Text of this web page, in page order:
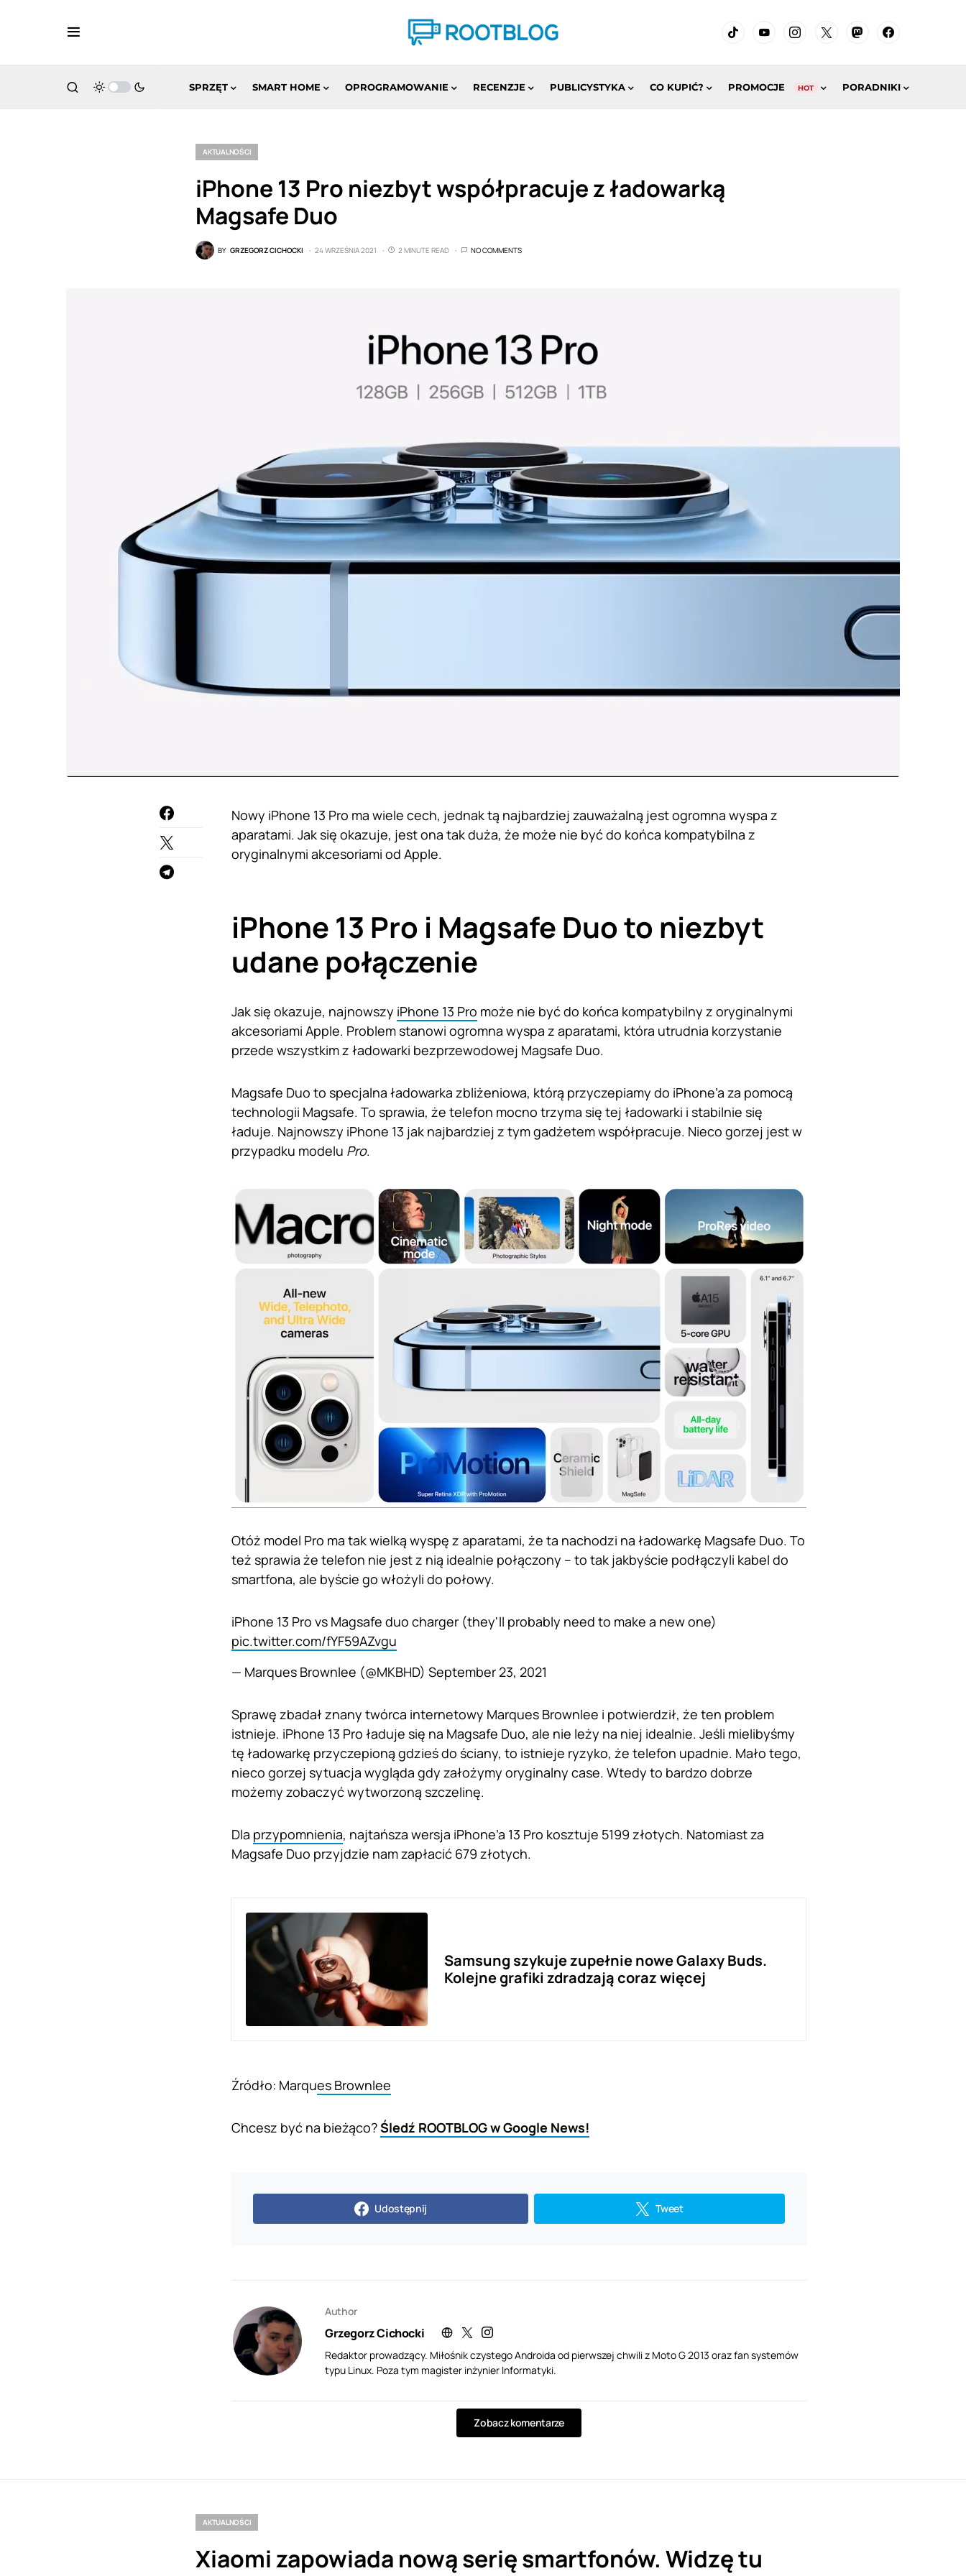
SPRZĘT SMART HOME OPROGRAMOWANIE RECENZJE PUBLICYSTYKA CO KUPIĆ? PROMOCJE HOT PORADNIKI
AKTUALNOŚCI
iPhone 13 Pro niezbyt współpracuje z ładowarką
Magsafe Duo
BY GRZEGORZ CICHOCKI 24 WRZEŚNIA 2021 2 MINUTE READ NO COMMENTS
Nowy iPhone 13 Pro ma wiele cech, jednak tą najbardziej zauważalną jest ogromna wyspa z
aparatami. Jak się okazuje, jest ona tak duża, że może nie być do końca kompatybilna z
oryginalnymi akcesoriami od Apple.
iPhone 13 Pro i Magsafe Duo to niezbyt
udane połączenie
Jak się okazuje, najnowszy iPhone 13 Pro może nie być do końca kompatybilny z oryginalnymi
akcesoriami Apple. Problem stanowi ogromna wyspa z aparatami, która utrudnia korzystanie
przede wszystkim z ładowarki bezprzewodowej Magsafe Duo.
Magsafe Duo to specjalna ładowarka zbliżeniowa, którą przyczepiamy do iPhone’a za pomocą
technologii Magsafe. To sprawia, że telefon mocno trzyma się tej ładowarki i stabilnie się
ładuje. Najnowszy iPhone 13 jak najbardziej z tym gadżetem współpracuje. Nieco gorzej jest w
przypadku modelu Pro.
Otóż model Pro ma tak wielką wyspę z aparatami, że ta nachodzi na ładowarkę Magsafe Duo. To
też sprawia że telefon nie jest z nią idealnie połączony – to tak jakbyście podłączyli kabel do
smartfona, ale byście go włożyli do połowy.
iPhone 13 Pro vs Magsafe duo charger (they'll probably need to make a new one)
pic.twitter.com/fYF59AZvgu
— Marques Brownlee (@MKBHD) September 23, 2021
Sprawę zbadał znany twórca internetowy Marques Brownlee i potwierdził, że ten problem
istnieje. iPhone 13 Pro ładuje się na Magsafe Duo, ale nie leży na niej idealnie. Jeśli mielibyśmy
tę ładowarkę przyczepioną gdzieś do ściany, to istnieje ryzyko, że telefon upadnie. Mało tego,
nieco gorzej sytuacja wygląda gdy założymy oryginalny case. Wtedy to bardzo dobrze
możemy zobaczyć wytworzoną szczelinę.
Dla przypomnienia, najtańsza wersja iPhone’a 13 Pro kosztuje 5199 złotych. Natomiast za
Magsafe Duo przyjdzie nam zapłacić 679 złotych.
Samsung szykuje zupełnie nowe Galaxy Buds.
Kolejne grafiki zdradzają coraz więcej
Źródło: Marques Brownlee
Chcesz być na bieżąco?Śledź ROOTBLOG w Google News!
Udostępnij Tweet
Author
Grzegorz Cichocki
Redaktor prowadzący. Miłośnik czystego Androida od pierwszej chwili z Moto G 2013 oraz fan systemów
typu Linux. Poza tym magister inżynier Informatyki.
Zobacz komentarze
AKTUALNOŚCI
Xiaomi zapowiada nową serię smartfonów. Widzę tu